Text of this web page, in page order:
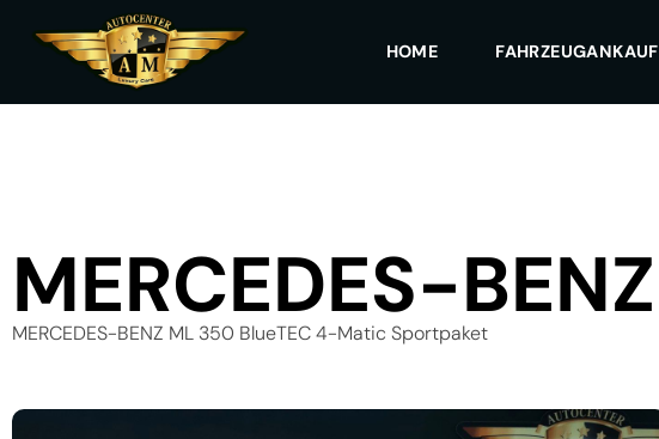
HOME FAHRZEUGANKAUF
MERCEDES-BENZ
MERCEDES-BENZ ML 350 BlueTEC 4-Matic Sportpaket